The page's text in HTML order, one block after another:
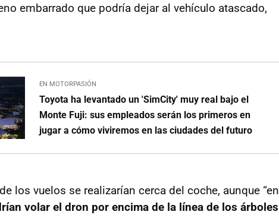
embarrado que podría dejar al vehículo atascado,
EN MOTORPASIÓN
Toyota ha levantado un 'SimCity' muy real bajo el
Monte Fuji: sus empleados serán los primeros en
jugar a cómo viviremos en las ciudades del futuro
los vuelos se realizarían cerca del coche, aunque “en
volar el dron por encima de la línea de los árboles